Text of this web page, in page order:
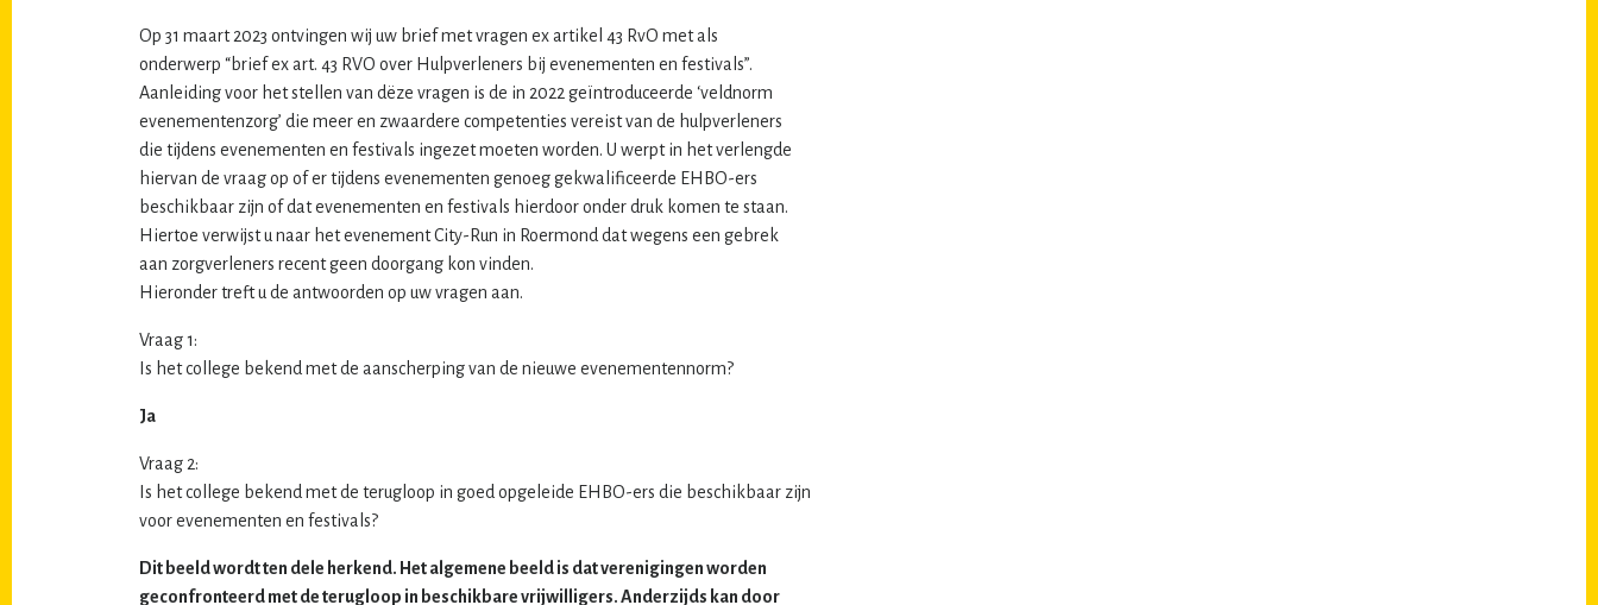
Op 31 maart 2023 ontvingen wij uw brief met vragen ex artikel 43 RvO met als
onderwerp “brief ex art. 43 RVO over Hulpverleners bij evenementen en festivals”.
Aanleiding voor het stellen van dëze vragen is de in 2022 geïntroduceerde ‘veldnorm
evenementenzorg’ die meer en zwaardere competenties vereist van de hulpverleners
die tijdens evenementen en festivals ingezet moeten worden. U werpt in het verlengde
hiervan de vraag op of er tijdens evenementen genoeg gekwalificeerde EHBO-ers
beschikbaar zijn of dat evenementen en festivals hierdoor onder druk komen te staan.
Hiertoe verwijst u naar het evenement City-Run in Roermond dat wegens een gebrek
aan zorgverleners recent geen doorgang kon vinden.
Hieronder treft u de antwoorden op uw vragen aan.
Vraag 1:
Is het college bekend met de aanscherping van de nieuwe evenementennorm?
Ja
Vraag 2:
Is het college bekend met de terugloop in goed opgeleide EHBO-ers die beschikbaar zijn
voor evenementen en festivals?
Dit beeld wordt ten dele herkend. Het algemene beeld is dat verenigingen worden
geconfronteerd met de terugloop in beschikbare vrijwilligers. Anderzijds kan door